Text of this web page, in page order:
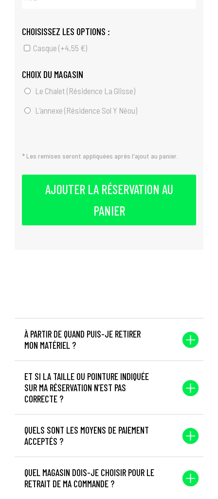
CHOISISSEZ LES OPTIONS :
Casque (+4,55 €)
CHOIX DU MAGASIN
Le Chalet (Résidence La Glisse)
L’annexe (Résidence Sol Y Néou)
* Les remises seront appliquées après l'ajout au panier.
AJOUTER LA RÉSERVATION AU
PANIER
À PARTIR DE QUAND PUIS-JE RETIRER
MON MATÉRIEL ?
ET SI LA TAILLE OU POINTURE INDIQUÉE
SUR MA RÉSERVATION N’EST PAS
CORRECTE ?
QUELS SONT LES MOYENS DE PAIEMENT
ACCEPTÉS ?
QUEL MAGASIN DOIS-JE CHOISIR POUR LE
RETRAIT DE MA COMMANDE ?